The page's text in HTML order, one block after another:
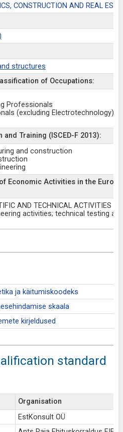
CONSTRUCTION AND REAL
structures
of Occupations:
Professionals
(excluding Electrotechnology)
and Training (ISCED-F 2013):
and construction
Economic Activities in the
AND TECHNICAL ACTIVITIES
activities; technical testing and
ja käitumiskoodeks
skaala
kirjeldused
standard
Organisation
EstKonsult OÜ